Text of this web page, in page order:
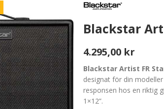
Blackstar
4.295,00 kr
Blackstar Artist FR
designat för din
responsen hos en riktig
1×12”.